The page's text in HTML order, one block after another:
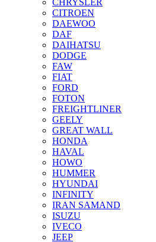
CHRYSLER
CITROEN
DAEWOO
DAF
DAIHATSU
DODGE
FAW
FIAT
FORD
FOTON
FREIGHTLINER
GEELY
GREAT WALL
HONDA
HAVAL
HOWO
HUMMER
HYUNDAI
INFINITY
IRAN SAMAND
ISUZU
IVECO
JEEP